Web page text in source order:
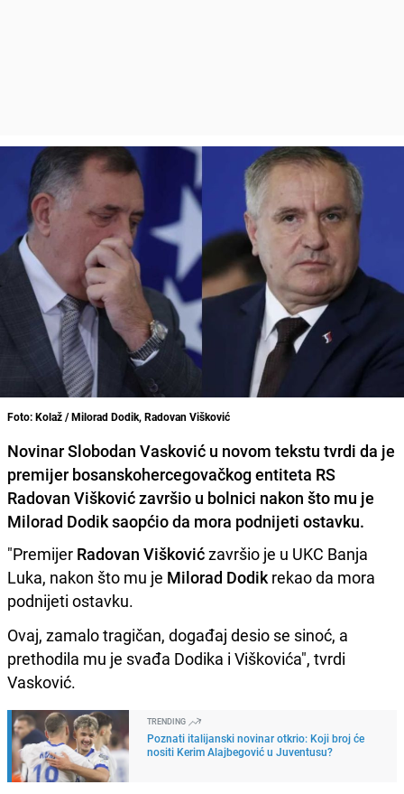
Foto: Kolaž / Milorad Dodik, Radovan Višković
Novinar Slobodan Vasković u novom tekstu tvrdi da je
premijer bosanskohercegovačkog entiteta RS
Radovan Višković završio u bolnici nakon što mu je
Milorad Dodik saopćio da mora podnijeti ostavku.
"Premijer Radovan Viškovićzavršio je u UKC Banja
Luka, nakon što mu je Milorad Dodik rekao da mora
podnijeti ostavku.
Ovaj, zamalo tragičan, događaj desio se sinoć, a
prethodila mu je svađa Dodika i Viškovića", tvrdi
Vasković.
TRENDING
Poznati italijanski novinar otkrio: Koji broj će
nositi Kerim Alajbegović u Juventusu?